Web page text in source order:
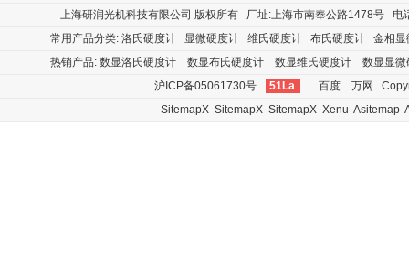
上海研润光机科技有限公司 版权所有 厂址:上海市南奉公路1478号
常用产品分类: 洛氏硬度计 显微硬度计 维氏硬度计 布氏硬度计
金相显
热销产品: 数显洛氏硬度计 数显布氏硬度计 数显维氏硬度计
数显显微
沪ICP备05061730号
51La 百度 万网
SitemapX SitemapX SitemapX Xenu Asitemap